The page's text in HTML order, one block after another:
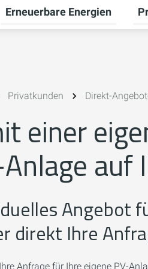
Erneuerbare Energien
Privatkunden Direkt-
einer
auf
Angebot
direkt Ihre
Anfrage für Ihre eigene PV-